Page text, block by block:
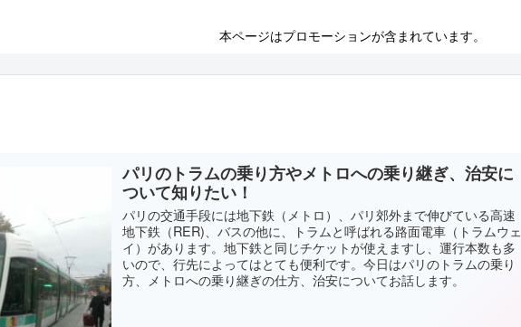
本ページはプロモーションが含まれています。
パリのトラムの乗り方やメトロへの乗り継ぎ、治安に
ついて知りたい！
パリの交通手段には地下鉄（メトロ）、パリ郊外まで伸びている高速
地下鉄（RER)、バスの他に、トラムと呼ばれる路面電車（トラムウェ
イ）があります。地下鉄と同じチケットが使えますし、運行本数も多
いので、行先によってはとても便利です。今日はパリのトラムの乗り
方、メトロへの乗り継ぎの仕方、治安についてお話します。